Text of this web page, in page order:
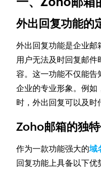
外出回复功能的
外出回复功能是企业邮
用户无法及时回复邮件
容。这一功能不仅能告
企业的专业形象。例如
时，外出回复可以及时
Zoho邮箱的独
作为一款功能强大的域
回复功能上具备以下优